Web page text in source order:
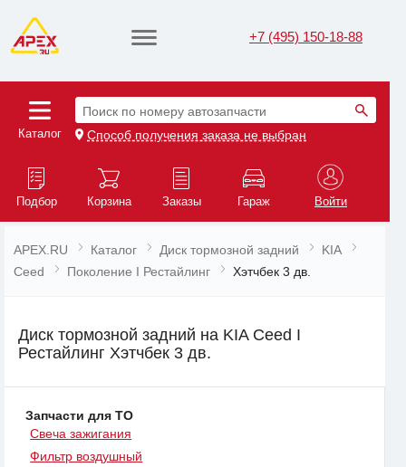
+7 (495) 150-18-88
Каталог
Поиск по номеру автозапчасти
Способ получения заказа не выбран
Подбор Корзина Заказы Гараж Войти
APEX.RU Каталог Диск тормозной задний
KIA
Ceed
Поколение I Рестайлинг Хэтчбек 3 дв.
Диск тормозной задний на KIA Ceed I
Рестайлинг Хэтчбек 3 дв.
Запчасти для ТО
Свеча зажигания
Фильтр воздушный